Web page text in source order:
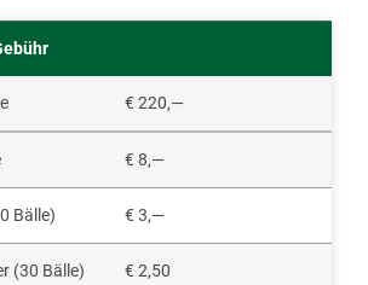
€ 220,—
€ 8,—
Bälle) € 3,—
(30 Bälle) € 2,50